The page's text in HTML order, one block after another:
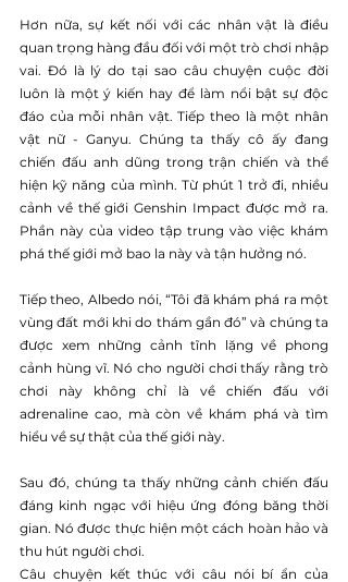
Hơn nữa, sự kết nối với các nhân vật là điều
quan trọng hàng đầu đối với một trò chơi nhập
vai. Đó là lý do tại sao câu chuyện cuộc đời
luôn là một ý kiến ​​hay để làm nổi bật sự độc
đáo của mỗi nhân vật. Tiếp theo là một nhân
vật nữ - Ganyu. Chúng ta thấy cô ấy đang
chiến đấu anh dũng trong trận chiến và thể
hiện kỹ năng của mình. Từ phút 1 trở đi, nhiều
cảnh về thế giới Genshin Impact được mở ra.
Phần này của video tập trung vào việc khám
phá thế giới mở bao la này và tận hưởng nó.
Tiếp theo, Albedo nói, “Tôi đã khám phá ra một
vùng đất mới khi do thám gần đó” và chúng ta
được xem những cảnh tĩnh lặng về phong
cảnh hùng vĩ. Nó cho người chơi thấy rằng trò
chơi này không chỉ là về chiến đấu với
adrenaline cao, mà còn về khám phá và tìm
hiểu về sự thật của thế giới này.
Sau đó, chúng ta thấy những cảnh chiến đấu
đáng kinh ngạc với hiệu ứng đóng băng thời
gian. Nó được thực hiện một cách hoàn hảo và
thu hút người chơi.
Câu chuyện kết thúc với câu nói bí ẩn của